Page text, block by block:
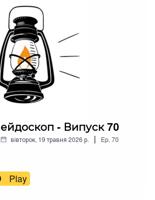
- Випуск 70
вівторок, 19 травня 2026 р. | Ep. 70
Play